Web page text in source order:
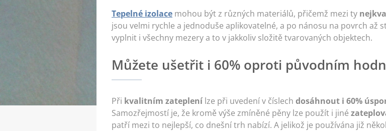
Tepelné izolace mohou být z různých materiálů, přičemž mezi ty
jsou velmi rychle a jednoduše aplikovatelné, a po nánosu na povrch až
vyplnit i všechny mezery a to v jakkoliv složitě tvarovaných objektech.
Můžete ušetřit i 60% oproti původním
Při kvalitním zateplenílze při uvedení v číslech dosáhnout i 60%
Samozřejmostí je, že kromě výše zmíněné pěny lze použít i jiné
patří mezi to nejlepší, co dnešní trh nabízí. A jelikož je používána již